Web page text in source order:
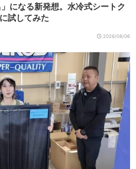
になる新発想。水冷式シートク
試してみた
2026/08/06